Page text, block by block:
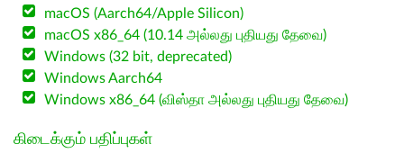
macOS (Aarch64/Apple Silicon)
macOS x86_64 (10.14 அல்லது புதியது தேவை)
Windows (32 bit, deprecated)
Windows Aarch64
Windows x86_64 (விஸ்தா அல்லது புதியது தேவை)
கிடைக்கும் பதிப்புகள்